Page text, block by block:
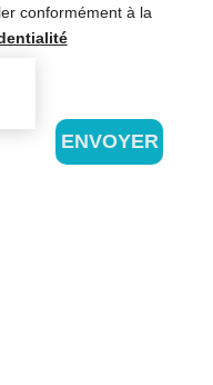
conformément à la
ENVOYER